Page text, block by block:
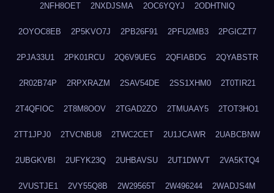
2NFH8OET 2NXDJSMA 2OC6YQYJ 2ODHTNIQ
2OYOC8EB 2P5KVO7J 2PB26F91 2PFU2MB3 2PGICZT7
2PJA33U1 2PK01RCU 2Q6V9UEG 2QFIABDG 2QYABSTR
2R02B74P 2RPXRAZM 2SAV54DE 2SS1XHM0 2T0TIR21
2T4QFIOC 2T8M8OOV 2TGAD2ZO 2TMUAAY5 2TOT3HO1
2TT1JPJ0 2TVCNBU8 2TWC2CET 2U1JCAWR 2UABCBNW
2UBGKVBI 2UFYK23Q 2UHBAVSU 2UT1DWVT 2VA5KTQ4
2VUSTJE1 2VY55Q8B 2W29565T 2W496244 2WADJS4M